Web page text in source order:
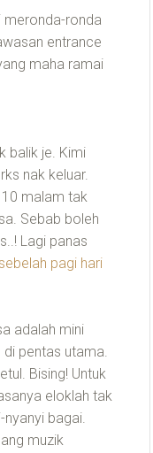
meronda-ronda
entrance
maha ramai
balik je. Kimi
nak keluar.
10 malam tak
Sebab boleh
Lagi panas
pagi hari
adalah mini
pentas utama.
Bising! Untuk
eloklah tak
bagai.
muzik